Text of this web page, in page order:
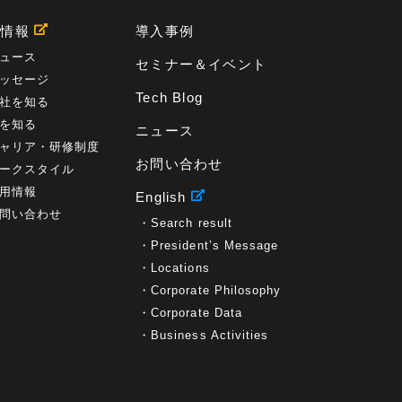
報
ース
セージ
を知る
知る
リア・研修制度
クスタイル
情報
い合わせ
導入事例
セミナー＆イベント
Tech Blog
ニュース
お問い合わせ
English
Search result
President’s Message
Locations
Corporate Philosophy
Corporate Data
Business Activities